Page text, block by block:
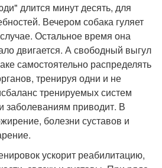
длится минут десять, для
Вечером собака гуляет
Остальное время она
двигается. А свободный выгул
самостоятельно распределять
тренируя одни и не
тренируемых систем
заболеваниям приводит. В
болезни суставов и
ускорит реабилитацию,